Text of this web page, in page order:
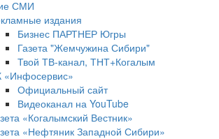
СМИ
издания
Бизнес ПАРТНЕР Югры
Газета "Жемчужина Сибири"
Твой ТВ-канал, ТНТ+Когалым
«Инфосервис»
Официальный сайт
Видеоканал на YouTube
«Когалымский Вестник»
«Нефтяник Западной Сибири»